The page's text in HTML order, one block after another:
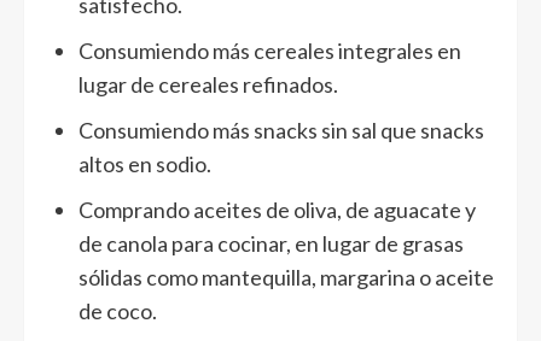
satisfecho.
Consumiendo más cereales integrales en
lugar de cereales refinados.
Consumiendo más snacks sin sal que snacks
altos en sodio.
Comprando aceites de oliva, de aguacate y
de canola para cocinar, en lugar de grasas
sólidas como mantequilla, margarina o aceite
de coco.